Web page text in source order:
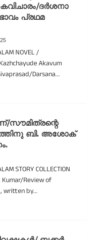
ദർശനാ
പ്രഥമ
NOVEL /
Kazhchayude Akavum
Darsana...
സൗമിത്രന്റെ
ബി. അശോക്
STORY COLLECTION
Kumar/Review of
written by...